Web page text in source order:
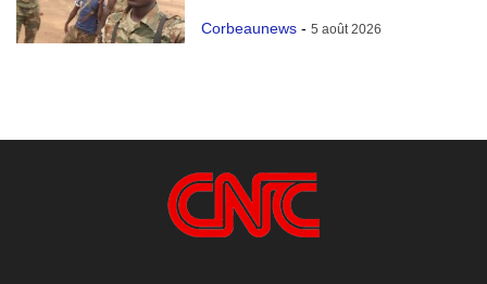
Corbeaunews - 5 août 2026